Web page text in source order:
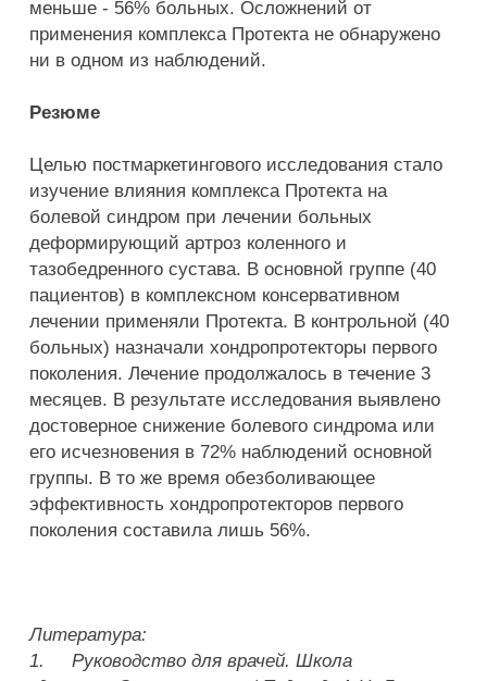
меньше - 56% больных. Осложнений от
применения комплекса Протекта не обнаружено
ни в одном из наблюдений.
Резюме
Целью постмаркетингового исследования стало
изучение влияния комплекса Протекта на
болевой синдром при лечении больных
деформирующий артроз коленного и
тазобедренного сустава. В основной группе (40
пациентов) в комплексном консервативном
лечении применяли Протекта. В контрольной (40
больных) назначали хондропротекторы первого
поколения. Лечение продолжалось в течение 3
месяцев. В результате исследования выявлено
достоверное снижение болевого синдрома или
его исчезновения в 72% наблюдений основной
группы. В то же время обезболивающее
эффективность хондропротекторов первого
поколения составила лишь 56%.
Литература:
1. Руководство для врачей. Школа